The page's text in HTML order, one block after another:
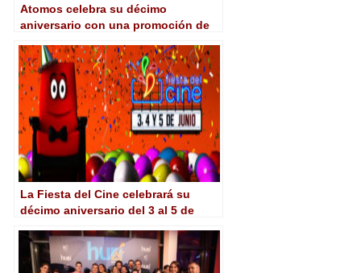
Atomos celebra su décimo
aniversario con una promoción de
La Fiesta del Cine celebrará su
décimo aniversario del 3 al 5 de